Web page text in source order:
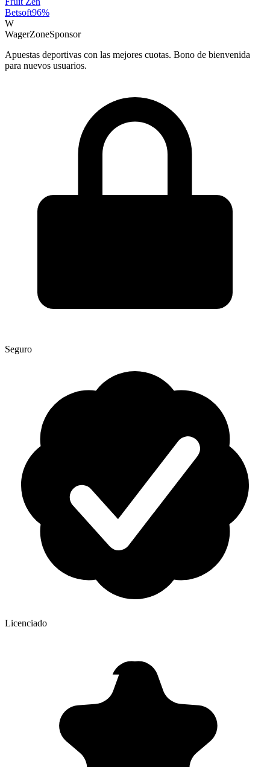
Betsoft96%
W
WagerZoneSponsor
Apuestas deportivas con las mejores cuotas. Bono de bienvenida
para nuevos usuarios.
Seguro
Licenciado